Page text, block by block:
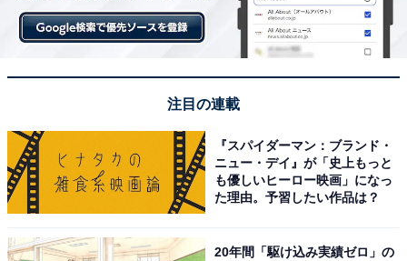
注目の連載
『スパイダーマン：ブランド・
ニュー・デイ』が「史上もっと
も優しいヒーロー映画」になっ
た理由。予習したい作品は？
20年間「駆け込み実績ゼロ」の